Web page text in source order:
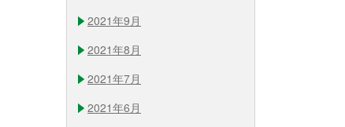
2021年9月
2021年8月
2021年7月
2021年6月